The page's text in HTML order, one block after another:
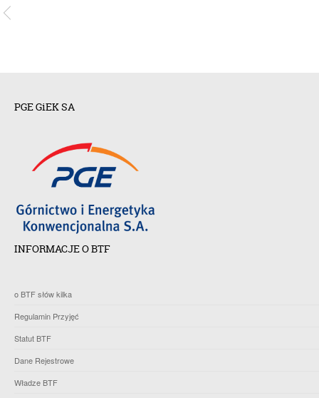
PGE GiEK SA
INFORMACJE O BTF
o BTF słów kilka
Regulamin Przyjęć
Statut BTF
Dane Rejestrowe
Władze BTF